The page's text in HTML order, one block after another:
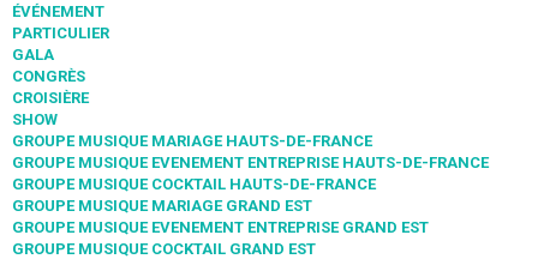
ÉVÉNEMENT
PARTICULIER
GALA
CONGRÈS
CROISIÈRE
SHOW
GROUPE MUSIQUE MARIAGE HAUTS-DE-FRANCE
GROUPE MUSIQUE EVENEMENT ENTREPRISE HAUTS-DE-FRANCE
GROUPE MUSIQUE COCKTAIL HAUTS-DE-FRANCE
GROUPE MUSIQUE MARIAGE GRAND EST
GROUPE MUSIQUE EVENEMENT ENTREPRISE GRAND EST
GROUPE MUSIQUE COCKTAIL GRAND EST